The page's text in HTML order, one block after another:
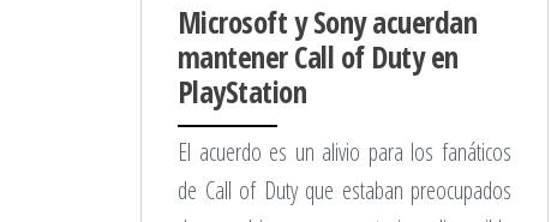
Microsoft y Sony acuerdan
mantener Call of Duty en
PlayStation
El acuerdo es un alivio para los fanáticos
de Call of Duty que estaban preocupados